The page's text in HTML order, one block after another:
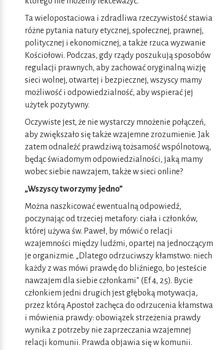
Ta wielopostaciowa i zdradliwa rzeczywistość stawia
różne pytania natury etycznej, społecznej, prawnej,
politycznej i ekonomicznej, a także rzuca wyzwanie
Kościołowi. Podczas, gdy rządy poszukują sposobów
regulacji prawnych, aby zachować oryginalną wizję
sieci wolnej, otwartej i bezpiecznej, wszyscy mamy
możliwość i odpowiedzialność, aby wspierać jej
użytek pozytywny.
Oczywiste jest, że nie wystarczy mnożenie połączeń,
aby zwiększało się także wzajemne zrozumienie. Jak
zatem odnaleźć prawdziwą tożsamość wspólnotową,
będąc świadomym odpowiedzialności, jaką mamy
wobec siebie nawzajem, także w sieci online?
„Wszyscy tworzymy jedno”
Można naszkicować ewentualną odpowiedź,
poczynając od trzeciej metafory: ciała i członków,
której używa św. Paweł, by mówić o relacji
wzajemności między ludźmi, opartej na jednoczącym
je organizmie. „Dlatego odrzuciwszy kłamstwo: niech
każdy z was mówi prawdę do bliźniego, bo jesteście
nawzajem dla siebie członkami” (Ef 4, 25). Bycie
członkiem jedni drugich jest głęboką motywacja,
przez którą Apostoł zachęca do odrzucenia kłamstwa
i mówienia prawdy: obowiązek strzeżenia prawdy
wynika z potrzeby nie zaprzeczania wzajemnej
relacji komunii. Prawda objawia się w komunii.